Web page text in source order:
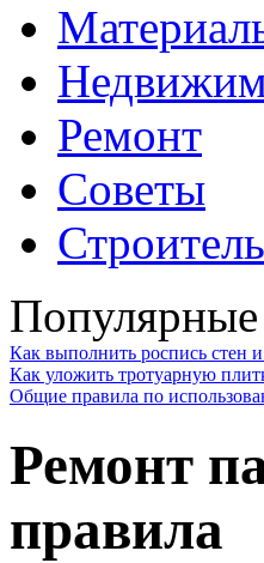
Ремонт
Советы
Популярные
Как выполнить роспись стен
Как уложить тротуарную
Общие правила по
Ремонт
правила